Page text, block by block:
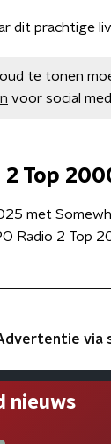
dit prachtige
te tonen
voor social
2 Top
met
Radio 2 Top
via
nieuws